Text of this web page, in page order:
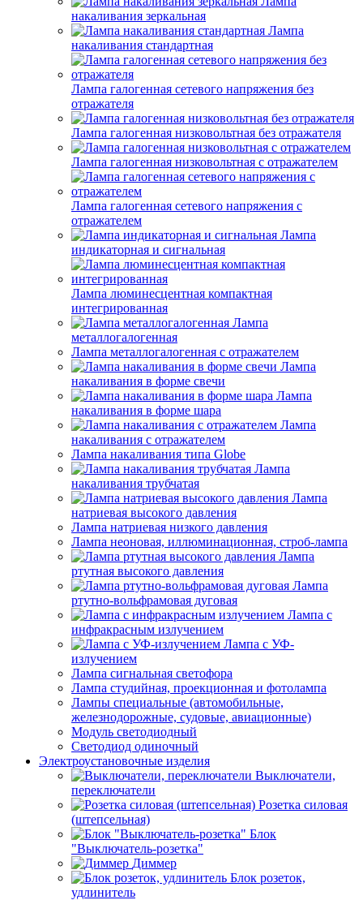
накаливания зеркальная
Лампа
накаливания стандартная
Лампа галогенная сетевого напряжения без
отражателя
Лампа галогенная низковольтная без отражателя
Лампа галогенная низковольтная с отражателем
Лампа галогенная сетевого напряжения с
отражателем
Лампа
индикаторная и сигнальная
Лампа люминесцентная компактная
интегрированная
Лампа
металлогалогенная
Лампа металлогалогенная с отражателем
Лампа
накаливания в форме свечи
Лампа
накаливания в форме шара
Лампа
накаливания с отражателем
Лампа накаливания типа Globe
Лампа
накаливания трубчатая
Лампа
натриевая высокого давления
Лампа натриевая низкого давления
Лампа неоновая, иллюминационная, строб-лампа
Лампа
ртутная высокого давления
Лампа
ртутно-вольфрамовая дуговая
Лампа с
инфракрасным излучением
Лампа с УФ-
излучением
Лампа сигнальная светофора
Лампа студийная, проекционная и фотолампа
Лампы специальные (автомобильные,
железнодорожные, судовые, авиационные)
Модуль светодиодный
Светодиод одиночный
Электроустановочные изделия
Выключатели,
переключатели
Розетка силовая
(штепсельная)
Блок
"Выключатель-розетка"
Диммер
Блок розеток,
удлинитель